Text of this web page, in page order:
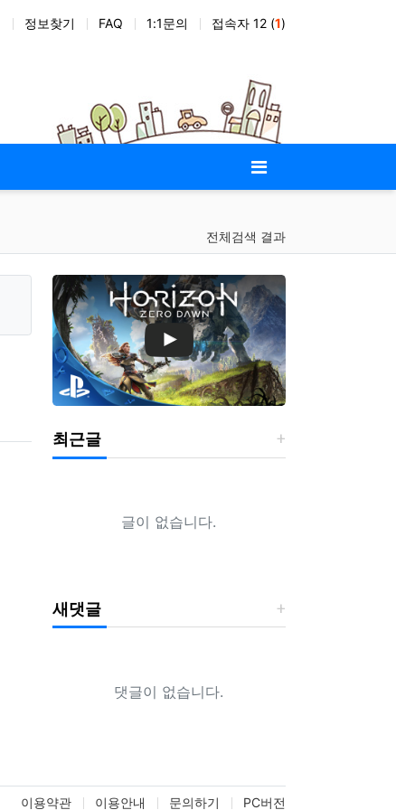
정보찾기 FAQ 1:1문의 접속자 12 (1)
전체검색 결과
최근글
글이 없습니다.
새댓글
댓글이 없습니다.
이용약관 이용안내 문의하기 PC버전